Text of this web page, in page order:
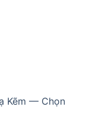
Kẽm — Chọn